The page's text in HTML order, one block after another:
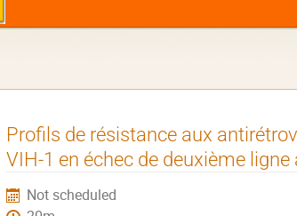
Profils de résistance aux
VIH-1 en échec de deuxième
Not scheduled